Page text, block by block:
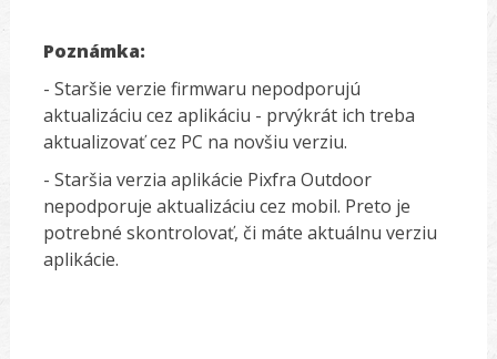
Poznámka:
- Staršie verzie firmwaru nepodporujú
aktualizáciu cez aplikáciu - prvýkrát ich treba
aktualizovať cez PC na novšiu verziu.
- Staršia verzia aplikácie Pixfra Outdoor
nepodporuje aktualizáciu cez mobil. Preto je
potrebné skontrolovať, či máte aktuálnu verziu
aplikácie.